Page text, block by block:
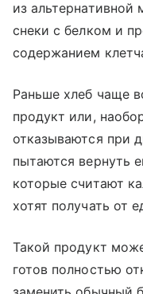
из альтернативной
снеки с белком и
содержанием
Раньше хлеб чаще
продукт или,
отказываются при
пытаются вернуть
которые считают
хотят получать от
Такой продукт
готов полностью